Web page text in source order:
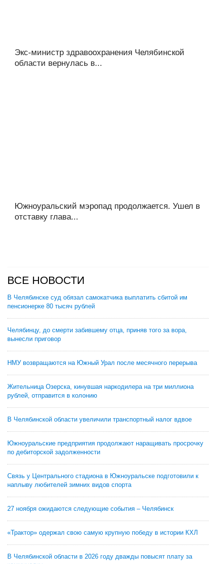
Экс-министр здравоохранения Челябинской
области вернулась в...
Южноуральский мэропад продолжается. Ушел в
отставку глава...
ВСЕ НОВОСТИ
В Челябинске суд обязал самокатчика выплатить сбитой им
пенсионерке 80 тысяч рублей
Челябинцу, до смерти забившему отца, приняв того за вора,
вынесли приговор
НМУ возвращаются на Южный Урал после месячного перерыва
Жительница Озерска, кинувшая наркодилера на три миллиона
рублей, отправится в колонию
В Челябинской области увеличили транспортный налог вдвое
Южноуральские предприятия продолжают наращивать просрочку
по дебиторской задолженности
Связь у Центрального стадиона в Южноуральске подготовили к
наплыву любителей зимних видов спорта
27 ноября ожидаются следующие события – Челябинск
«Трактор» одержал свою самую крупную победу в истории КХЛ
В Челябинской области в 2026 году дважды повысят плату за